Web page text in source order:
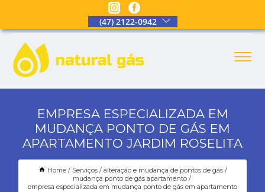
(47) 2122-0942
EMPRESA ESPECIALIZADA EM
MUDANÇA PONTO DE GÁS EM
APARTAMENTO JARDIM ROSELITA
Home Serviços
alteração e mudança de pontos de gás
mudança ponto de gás apartamento
empresa especializada em mudança ponto de gás em apartamento